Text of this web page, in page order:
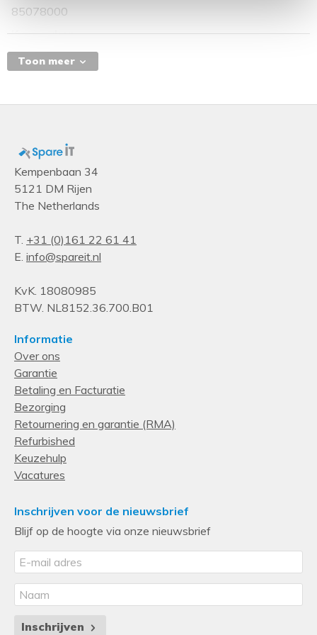
85078000
Kenmerken
Compatibiliteit
Energie-opslagtechnologie accu/batterij
Kleur van het product
Zwart
Toon meer
Kempenbaan 34
5121 DM Rijen
The Netherlands
T. +31 (0)161 22 61 41
E. info@spareit.nl
KvK. 18080985
BTW. NL8152.36.700.B01
Informatie
Over ons
Garantie
Betaling en Facturatie
Bezorging
Retournering en garantie (RMA)
Refurbished
Keuzehulp
Vacatures
Inschrijven voor de nieuwsbrief
Blijf op de hoogte via onze nieuwsbrief
Inschrijven